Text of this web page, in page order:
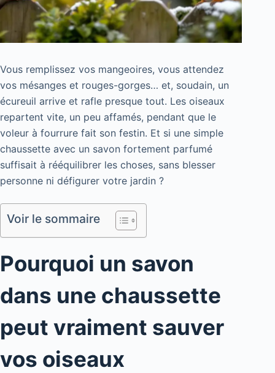
Vous remplissez vos mangeoires, vous attendez
vos mésanges et rouges-gorges… et, soudain, un
écureuil arrive et rafle presque tout. Les oiseaux
repartent vite, un peu affamés, pendant que le
voleur à fourrure fait son festin. Et si une simple
chaussette avec un savon fortement parfumé
suffisait à rééquilibrer les choses, sans blesser
personne ni défigurer votre jardin ?
Voir le sommaire
Pourquoi un savon
dans une chaussette
peut vraiment sauver
vos oiseaux